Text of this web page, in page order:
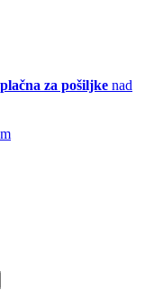
za pošiljke nad